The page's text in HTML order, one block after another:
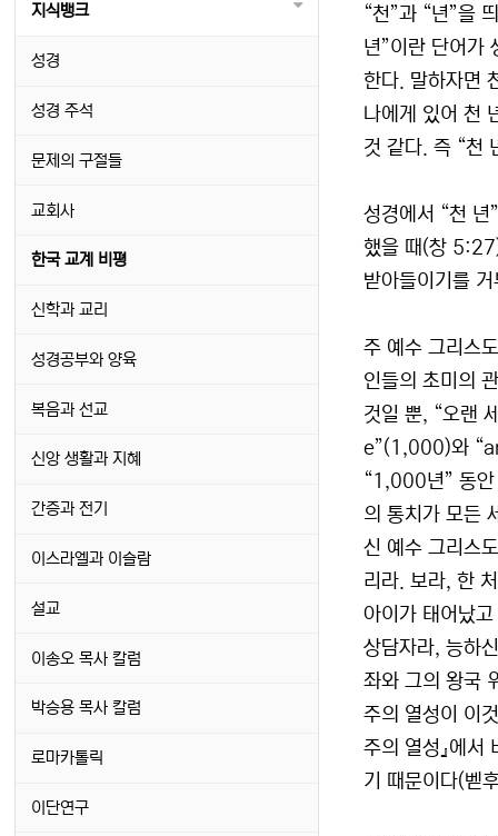
“천”과 “년”을
년”이란 단어가
한다. 말하자면
나에게 있어 천
것 같다. 즉 “천
성경에서 “천
했을 때(창
받아들이기를
주 예수 그리스
인들의 초미의
것일 뿐, “오랜
e”(1,000)와
“1,000년” 동안
의 통치가 모든
신 예수 그리스
리라. 보라, 한
아이가 태어났
상담자라, 능하
좌와 그의 왕국
주의 열성이 이
주의 열성』에서
기 때문이다(벧
지식뱅크
성경
성경 주석
문제의 구절들
교회사
한국 교계 비평
신학과 교리
성경공부와 양육
복음과 선교
신앙 생활과 지혜
간증과 전기
이스라엘과 이슬람
설교
이송오 목사 칼럼
박승용 목사 칼럼
로마카톨릭
이단연구